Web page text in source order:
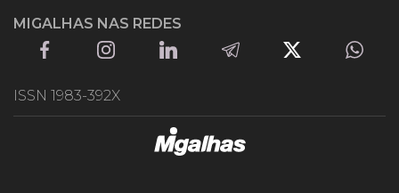
MIGALHAS NAS REDES
ISSN 1983-392X